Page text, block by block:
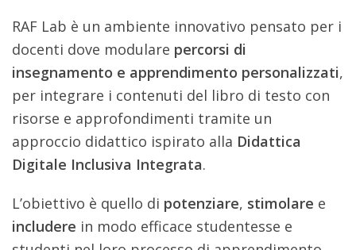
RAF Lab è un ambiente innovativo pensato per i
docenti dove modulare percorsi di
insegnamento e apprendimento personalizzati,
per integrare i contenuti del libro di testo con
risorse e approfondimenti tramite un
approccio didattico ispirato alla Didattica
Digitale Inclusiva Integrata.
L’obiettivo è quello di potenziare, stimolare e
includere in modo efficace studentesse e